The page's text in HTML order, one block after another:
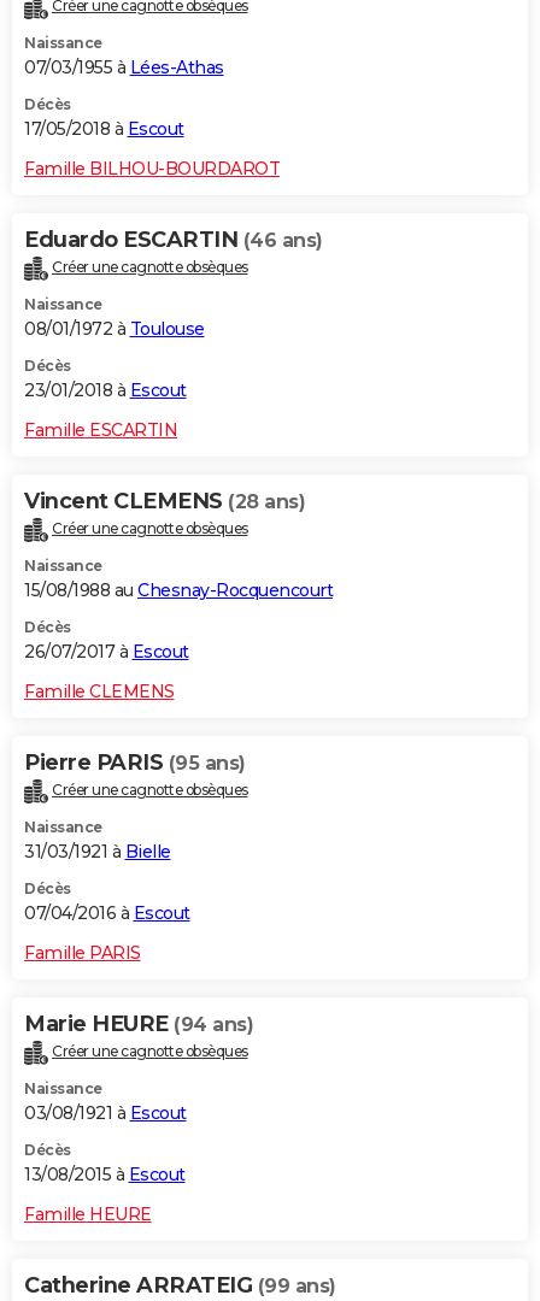
Créer une cagnotte obsèques
Naissance
07/03/1955 à Lées-Athas
Décès
17/05/2018 à Escout
Famille BILHOU-BOURDAROT
Eduardo ESCARTIN (46 ans)
Créer une cagnotte obsèques
Naissance
08/01/1972 à Toulouse
Décès
23/01/2018 à Escout
Famille ESCARTIN
Vincent CLEMENS (28 ans)
Créer une cagnotte obsèques
Naissance
15/08/1988 au Chesnay-Rocquencourt
Décès
26/07/2017 à Escout
Famille CLEMENS
Pierre PARIS (95 ans)
Créer une cagnotte obsèques
Naissance
31/03/1921 à Bielle
Décès
07/04/2016 à Escout
Famille PARIS
Marie HEURE (94 ans)
Créer une cagnotte obsèques
Naissance
03/08/1921 à Escout
Décès
13/08/2015 à Escout
Famille HEURE
Catherine ARRATEIG (99 ans)